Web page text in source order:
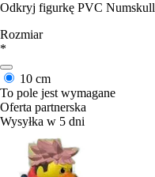
Odkryj figurkę PVC
Rozmiar
*
10 cm
To pole jest wymagane
Oferta partnerska
Wysyłka w 5 dni